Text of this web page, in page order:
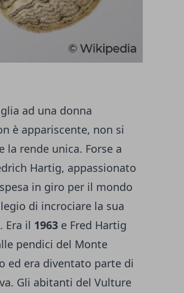
ad una donna
è appariscente, non si
rende unica. Forse a
Hartig, appassionato
in giro per il mondo
di incrociare la sua
Era il 1963 e Fred Hartig
pendici del Monte
ed era diventato parte di
Gli abitanti del Vulture